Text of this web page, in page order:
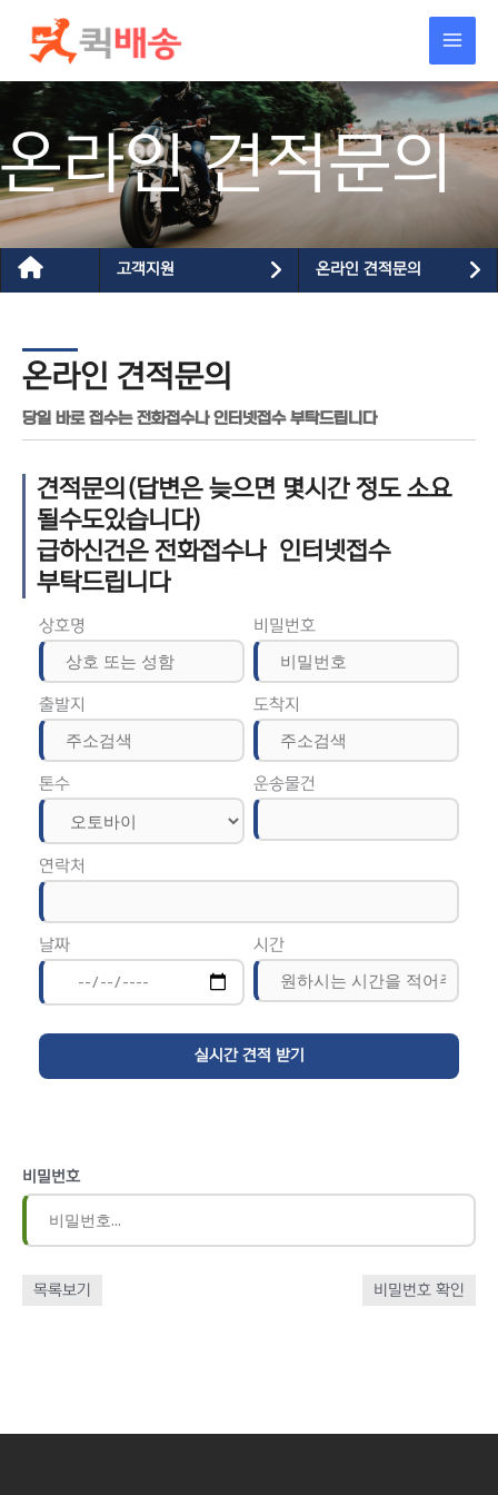
건너뛰기
온라인 견적문의
고객지원 온라인 견적문의
온라인 견적문의
당일 바로 접수는 전화접수나 인터넷접수 부탁드립니다
견적문의(답변은 늦으면 몇시간 정도 소요
될수도있습니다)
급하신건은 전화접수나 인터넷접수
부탁드립니다
상호명 비밀번호
출발지 도착지
톤수 운송물건
연락처
날짜 시간
비밀번호
목록보기 비밀번호 확인